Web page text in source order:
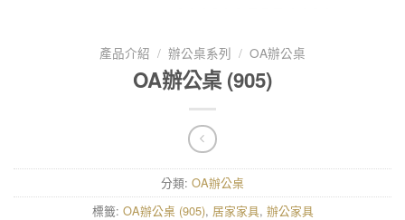
產品介紹 / 辦公桌系列 / OA辦公桌
OA辦公桌 (905)
分類: OA辦公桌
標籤: OA辦公桌 (905), 居家家具, 辦公家具